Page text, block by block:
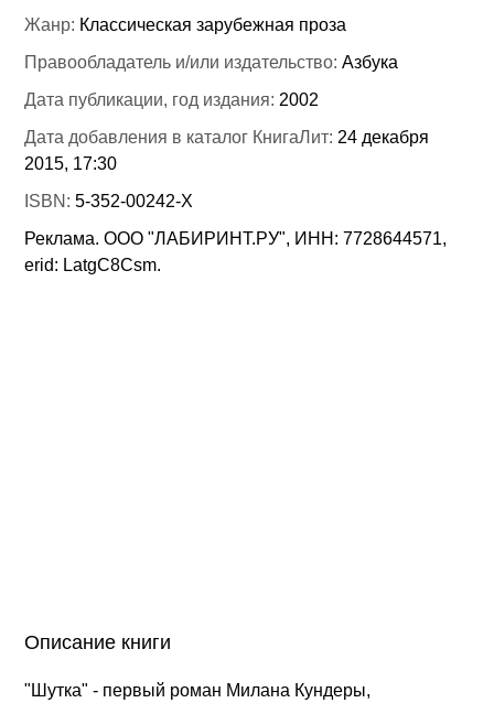
Жанр: Классическая зарубежная проза
Правообладатель и/или издательство:Азбука
Дата публикации, год издания: 2002
Дата добавления в каталог КнигаЛит: 24 декабря
2015, 17:30
ISBN:5-352-00242-Х
Реклама. ООО "ЛАБИРИНТ.РУ", ИНН: 7728644571,
erid: LatgC8Csm.
Описание книги
"Шутка" - первый роман Милана Кундеры,